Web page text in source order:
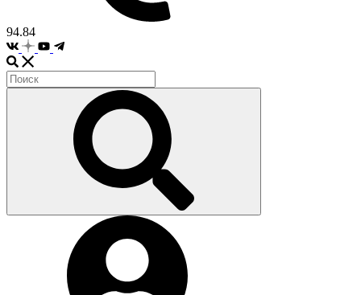
94.84